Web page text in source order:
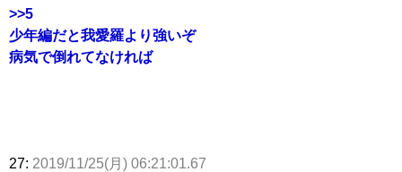
>>5
少年編だと我愛羅より強いぞ
病気で倒れてなければ
27: 2019/11/25(月) 06:21:01.67